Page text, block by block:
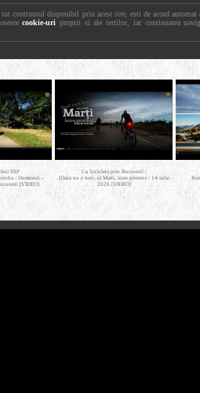
tot continutul disponibil prin acest site, esti de acord
cookie-uri proprii si ale tertilor, iar continuarea
SSP
- Domnesti -
[VIDEO]
Cu bicicleta prin Bucuresti /
(Daca nu e luni, e) Marti, intre prieteni / 14 iulie
2026 [VIDEO]